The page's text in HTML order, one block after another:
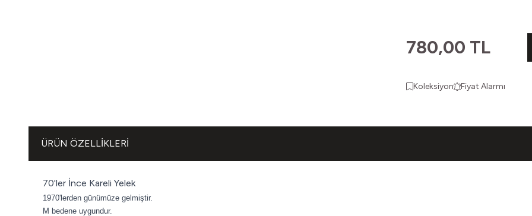
780,00 TL
Koleksiyon Fiyat Alarmı
ÜRÜN ÖZELLIKLERI
70'ler İnce Kareli Yelek
1970'lerden günümüze gelmiştir.
M bedene uygundur.